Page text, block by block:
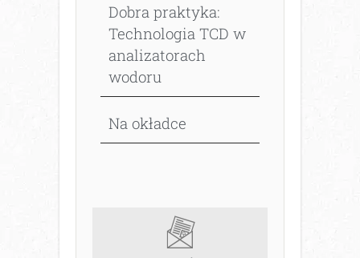
Dobra praktyka:
Technologia TCD w
analizatorach
wodoru
Na okładce